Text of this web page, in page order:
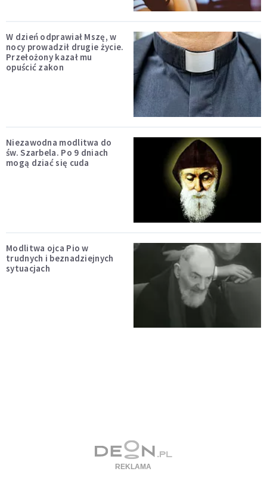
W dzień odprawiał Mszę, w
nocy prowadził drugie życie.
Przełożony kazał mu
opuścić zakon
Niezawodna modlitwa do
św. Szarbela. Po 9 dniach
mogą dziać się cuda
Modlitwa ojca Pio w
trudnych i beznadziejnych
sytuacjach